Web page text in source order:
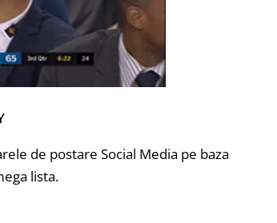
de postare Social Media pe baza
lista.